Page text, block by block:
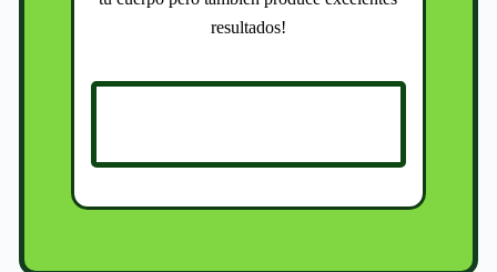
resultados!